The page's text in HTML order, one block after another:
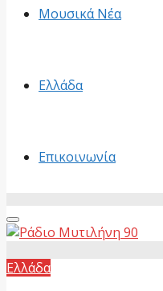
Μουσικά Νέα
Ελλάδα
Επικοινωνία
Primary
Menu
Ελλάδα